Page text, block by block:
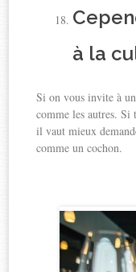
à la
Si on vous invite à
comme les autres. Si
il vaut mieux
comme un cochon.